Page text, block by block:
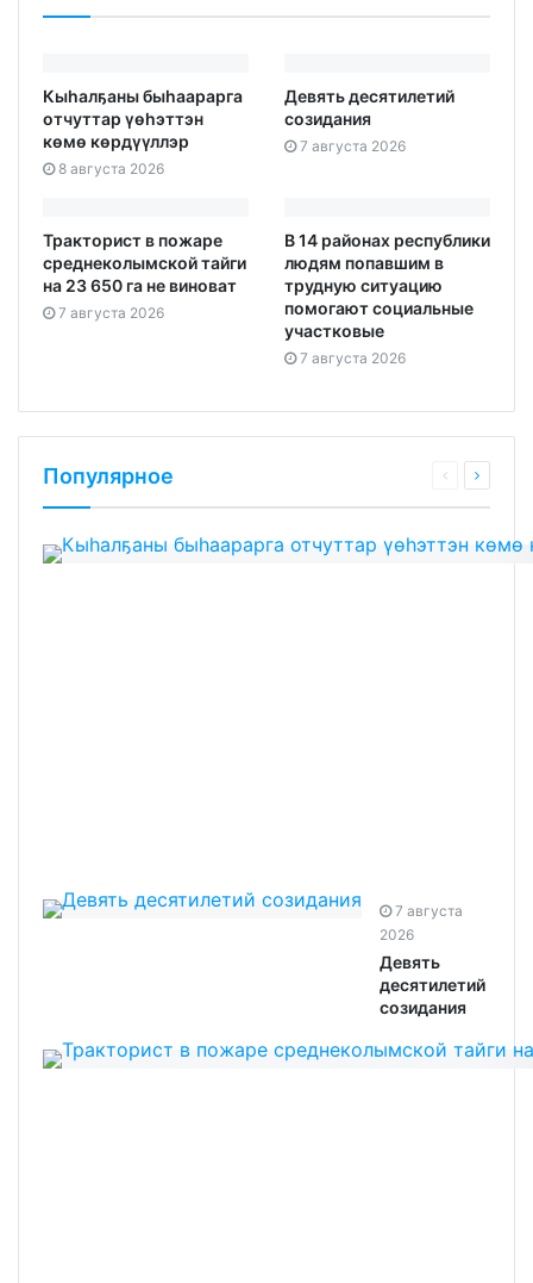
Кыһалҕаны быһаарарга
отчуттар үөһэттэн
көмө көрдүүллэр
8 августа 2026
Девять десятилетий
созидания
7 августа 2026
Тракторист в пожаре
среднеколымской тайги
на 23 650 га не виноват
7 августа 2026
В 14 районах республики
людям попавшим в
трудную ситуацию
помогают социальные
участковые
7 августа 2026
Популярное
7 августа
2026
Девять
десятилетий
созидания